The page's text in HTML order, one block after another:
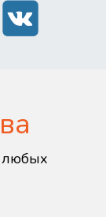
любых